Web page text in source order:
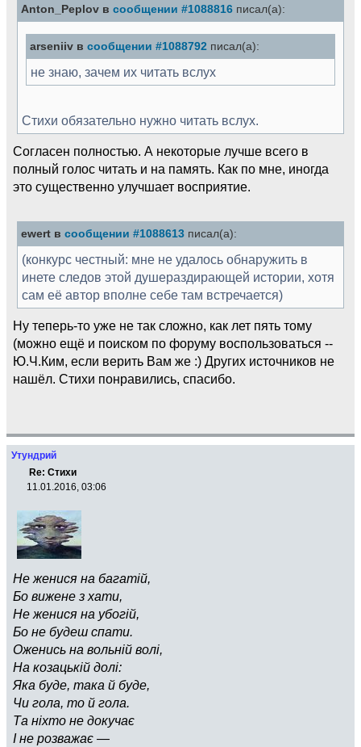
Anton_Peplov в сообщении #1088816 писал(а):
arseniiv в сообщении #1088792 писал(а):
не знаю, зачем их читать вслух
Стихи обязательно нужно читать вслух.
Согласен полностью. А некоторые лучше всего в
полный голос читать и на память. Как по мне, иногда
это существенно улучшает восприятие.
ewert в сообщении #1088613 писал(а):
(конкурс честный: мне не удалось обнаружить в
инете следов этой душераздирающей истории, хотя
сам её автор вполне себе там встречается)
Ну теперь-то уже не так сложно, как лет пять тому
(можно ещё и поиском по форуму воспользоваться --
Ю.Ч.Ким, если верить Вам же :) Других источников не
нашёл. Стихи понравились, спасибо.
Утундрий
Re: Стихи
11.01.2016, 03:06
Не женися на багатій,
Бо вижене з хати,
Не женися на убогій,
Бо не будеш спати.
Оженись на вольній волі,
На козацькій долі:
Яка буде, така й буде,
Чи гола, то й гола.
Та ніхто не докучає
І не розважає —